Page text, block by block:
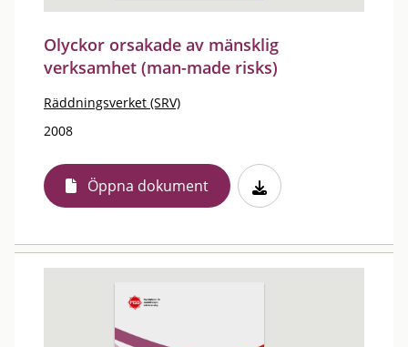
Olyckor orsakade av mänsklig
verksamhet (man-made risks)
Räddningsverket (SRV)
2008
Öppna dokument